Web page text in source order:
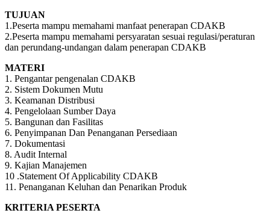
TUJUAN
1.Peserta mampu memahami manfaat penerapan CDAKB
2.Peserta mampu memahami persyaratan sesuai regulasi/peraturan
dan perundang-undangan dalam penerapan CDAKB
MATERI
1. Pengantar pengenalan CDAKB
2. Sistem Dokumen Mutu
3. Keamanan Distribusi
4. Pengelolaan Sumber Daya
5. Bangunan dan Fasilitas
6. Penyimpanan Dan Penanganan Persediaan
7. Dokumentasi
8. Audit Internal
9. Kajian Manajemen
10 .Statement Of Applicability CDAKB
11. Penanganan Keluhan dan Penarikan Produk
KRITERIA PESERTA